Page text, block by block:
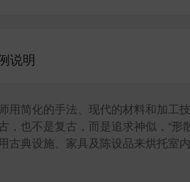
说明
用简化的手法、现代的材料和加工
，也不是复古，而是追求神似，“
古典设施、家具及陈设品来烘托室